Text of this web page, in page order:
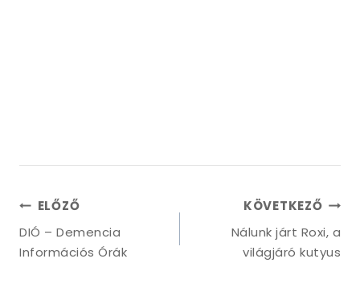
ELŐZŐ
DIÓ – Demencia
Információs Órák
KÖVETKEZŐ
Nálunk járt Roxi, a
világjáró kutyus